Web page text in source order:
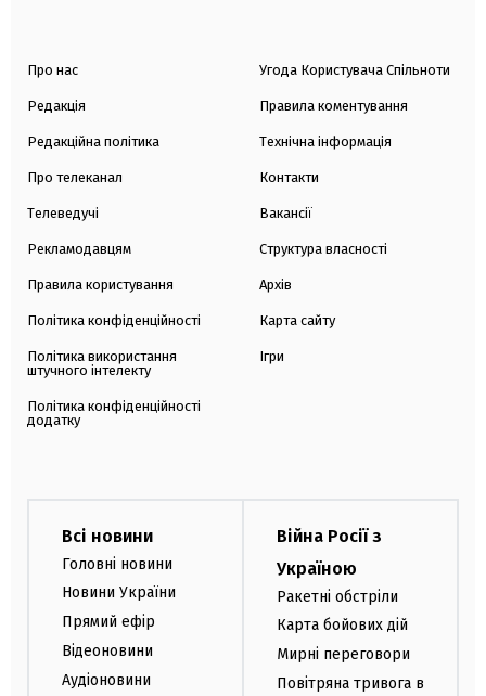
Про нас
Редакція
Редакційна політика
Про телеканал
Телеведучі
Рекламодавцям
Правила користування
Політика конфіденційності
Політика використання
штучного інтелекту
Політика конфіденційності
додатку
Угода Користувача Спільноти
Правила коментування
Технічна інформація
Контакти
Вакансії
Структура власності
Архів
Карта сайту
Ігри
Всі новини
Головні новини
Новини України
Прямий ефір
Відеоновини
Аудіоновини
Війна Росії з
Україною
Ракетні обстріли
Карта бойових дій
Мирні переговори
Повітряна тривога в